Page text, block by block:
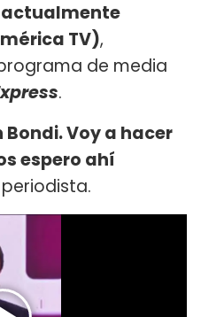
TV),
de media
.
Bondi. Voy a hacer
espero ahí